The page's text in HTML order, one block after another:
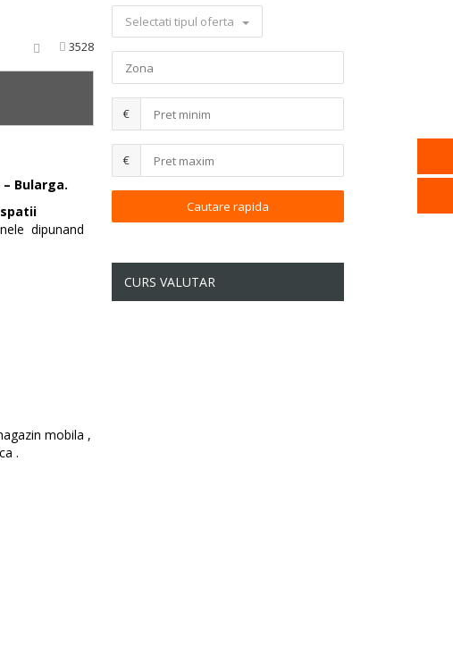
3528
Bularga.
dipunand
mobila ,
.
Selectati tipul oferta
€
€
CURS VALUTAR